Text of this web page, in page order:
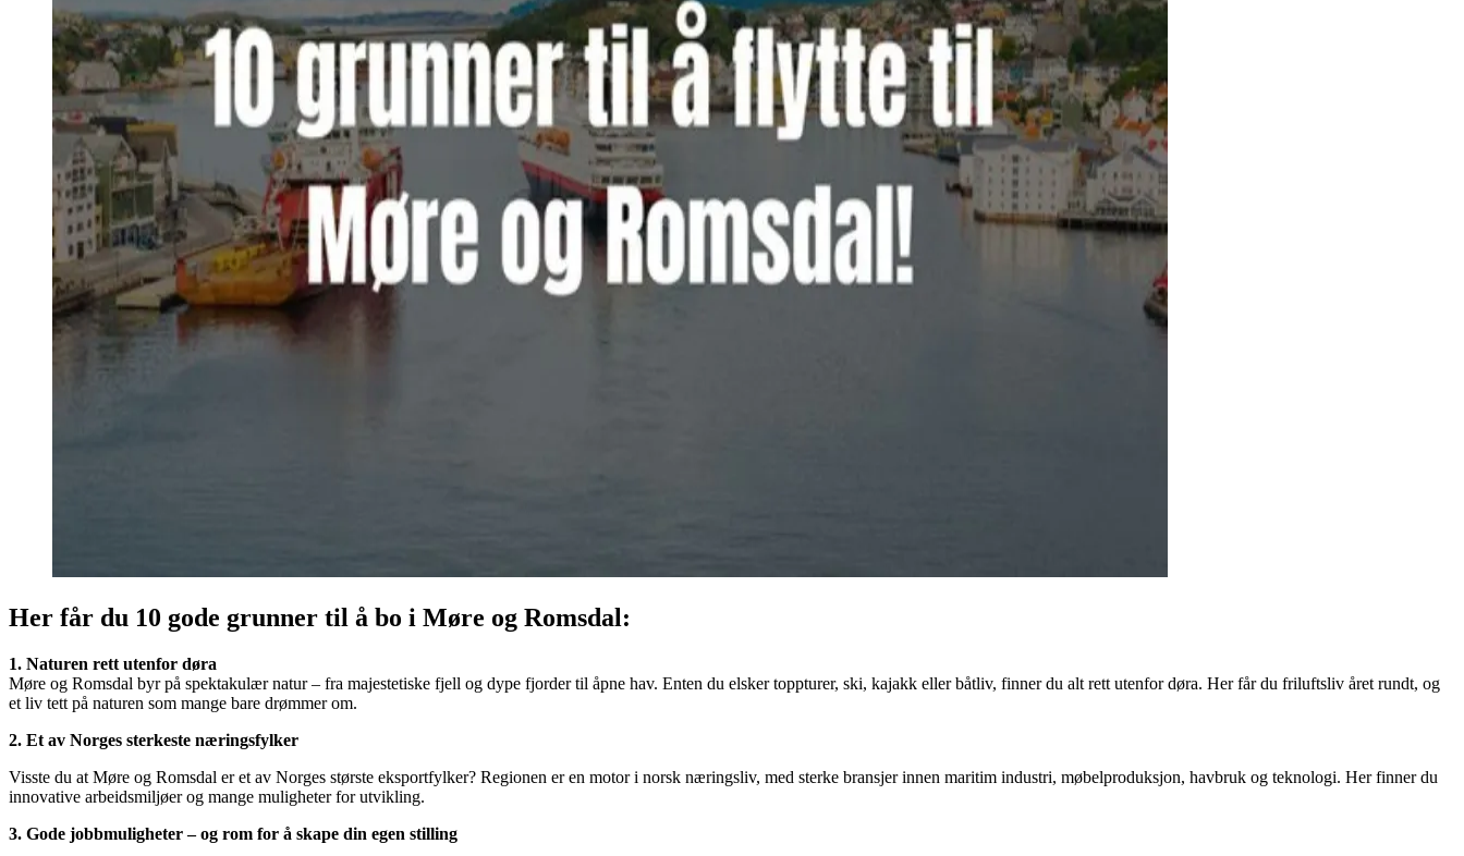
Her får du 10 gode grunner til å bo i Møre og Romsdal:
1. Naturen rett utenfor døra
Møre og Romsdal byr på spektakulær natur – fra majestetiske fjell og dype fjorder til åpne hav. Enten du elsker toppturer, ski, kajakk eller båtliv, finner du alt rett utenfor døra. Her får du friluftsliv året rundt, og
et liv tett på naturen som mange bare drømmer om.
2. Et av Norges sterkeste næringsfylker
Visste du at Møre og Romsdal er et av Norges største eksportfylker? Regionen er en motor i norsk næringsliv, med sterke bransjer innen maritim industri, møbelproduksjon, havbruk og teknologi. Her finner du
innovative arbeidsmiljøer og mange muligheter for utvikling.
3. Gode jobbmuligheter – og rom for å skape din egen stilling